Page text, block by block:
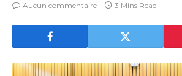
Aucun commentaire
3 Mins Read